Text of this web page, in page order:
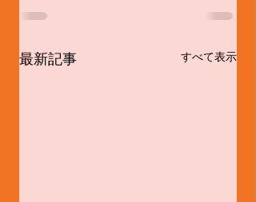
最新記事 すべて表示